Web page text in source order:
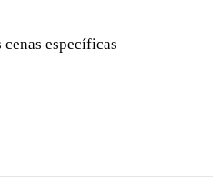
específicas